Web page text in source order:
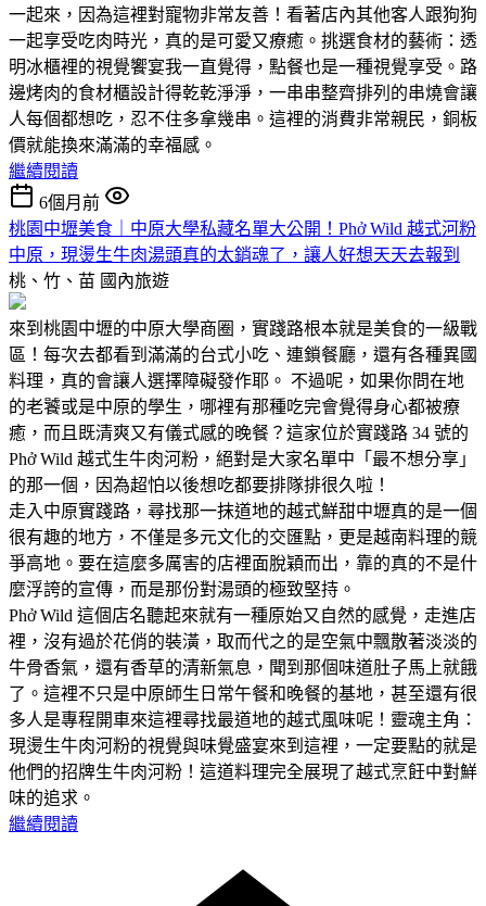
一起來，因為這裡對寵物非常友善！看著店內其他客人跟狗狗
一起享受吃肉時光，真的是可愛又療癒。挑選食材的藝術：透
明冰櫃裡的視覺饗宴我一直覺得，點餐也是一種視覺享受。路
邊烤肉的食材櫃設計得乾乾淨淨，一串串整齊排列的串燒會讓
人每個都想吃，忍不住多拿幾串。這裡的消費非常親民，銅板
價就能換來滿滿的幸福感。
繼續閱讀
6個月前
桃園中壢美食｜中原大學私藏名單大公開！Phở Wild 越式河粉
中原，現燙生牛肉湯頭真的太銷魂了，讓人好想天天去報到
桃、竹、苗 國內旅遊
來到桃園中壢的中原大學商圈，實踐路根本就是美食的一級戰
區！每次去都看到滿滿的台式小吃、連鎖餐廳，還有各種異國
料理，真的會讓人選擇障礙發作耶。 不過呢，如果你問在地
的老饕或是中原的學生，哪裡有那種吃完會覺得身心都被療
癒，而且既清爽又有儀式感的晚餐？這家位於實踐路 34 號的
Phở Wild 越式生牛肉河粉，絕對是大家名單中「最不想分享」
的那一個，因為超怕以後想吃都要排隊排很久啦！
走入中原實踐路，尋找那一抹道地的越式鮮甜中壢真的是一個
很有趣的地方，不僅是多元文化的交匯點，更是越南料理的競
爭高地。要在這麼多厲害的店裡面脫穎而出，靠的真的不是什
麼浮誇的宣傳，而是那份對湯頭的極致堅持。
Phở Wild 這個店名聽起來就有一種原始又自然的感覺，走進店
裡，沒有過於花俏的裝潢，取而代之的是空氣中飄散著淡淡的
牛骨香氣，還有香草的清新氣息，聞到那個味道肚子馬上就餓
了。這裡不只是中原師生日常午餐和晚餐的基地，甚至還有很
多人是專程開車來這裡尋找最道地的越式風味呢！靈魂主角：
現燙生牛肉河粉的視覺與味覺盛宴來到這裡，一定要點的就是
他們的招牌生牛肉河粉！這道料理完全展現了越式烹飪中對鮮
味的追求。
繼續閱讀